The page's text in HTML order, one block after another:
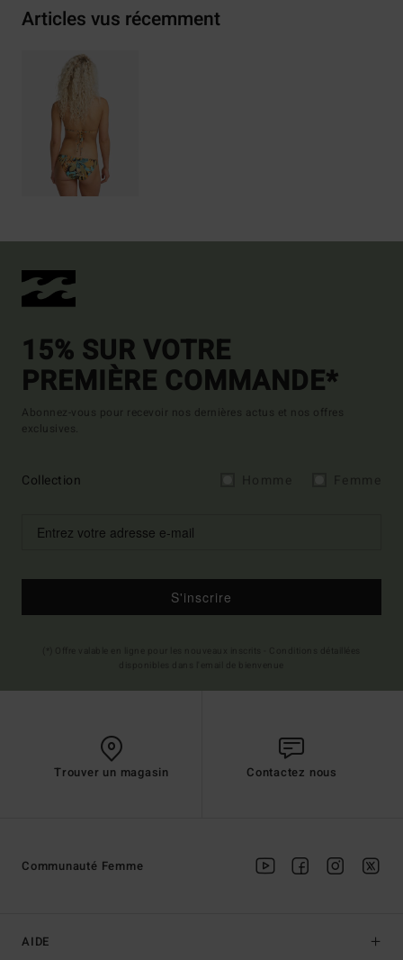
Articles vus récemment
15% SUR VOTRE
PREMIÈRE COMMANDE*
Abonnez-vous pour recevoir nos dernières actus et nos offres
exclusives.
Collection
S'inscrire
Trouver un magasin Contactez nous
AIDE
Communauté Femme